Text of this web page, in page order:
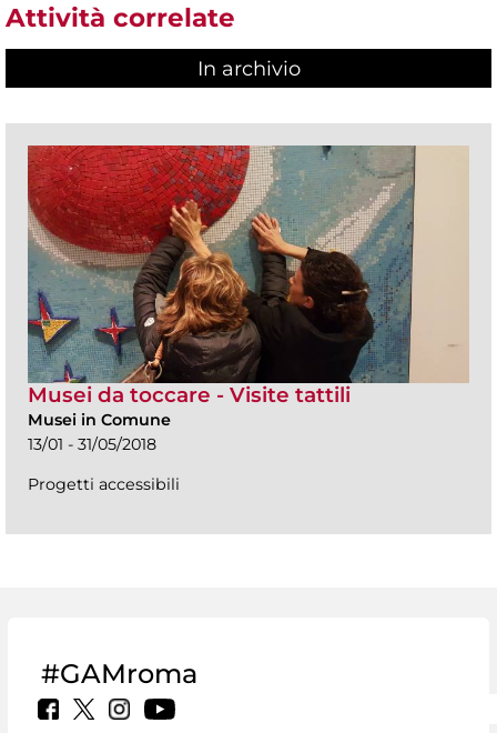
Attività correlate
In archivio
Musei da toccare - Visite tattili
Musei in Comune
13/01 - 31/05/2018
Progetti accessibili
#GAMroma